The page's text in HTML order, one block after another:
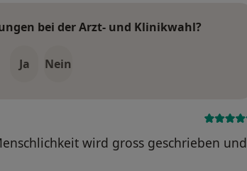
bei der Arzt- und Klinikwahl?
Ja Nein
wird gross geschrieben und